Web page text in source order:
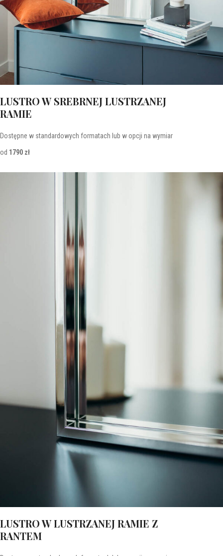
LUSTRO W SREBRNEJ LUSTRZANEJ
RAMIE
Dostępne w standardowych formatach lub w opcji na wymiar
od 1790 zł
LUSTRO W LUSTRZANEJ RAMIE Z
RANTEM